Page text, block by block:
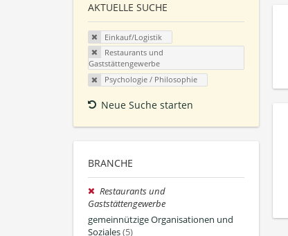
AKTUELLE SUCHE
Einkauf/Logistik
Restaurants und
Gaststättengewerbe
Psychologie / Philosophie
Neue Suche starten
BRANCHE
Restaurants und
Gaststättengewerbe
gemeinnützige Organisationen und
Soziales(5)